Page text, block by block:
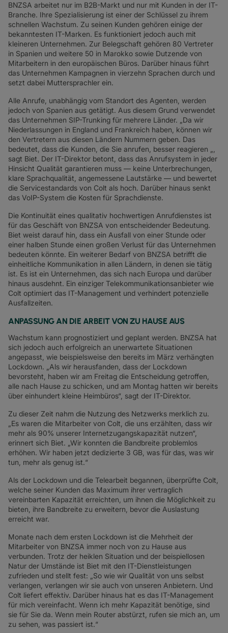
BNZSA arbeitet nur im B2B-Markt und nur mit Kunden in der IT-
Branche. Ihre Spezialisierung ist einer der Schlüssel zu ihrem
schnellen Wachstum. Zu seinen Kunden gehören einige der
bekanntesten IT-Marken. Es funktioniert jedoch auch mit
kleineren Unternehmen. Zur Belegschaft gehören 80 Vertreter
in Spanien und weitere 50 in Marokko sowie Dutzende von
Mitarbeitern in den europäischen Büros. Darüber hinaus führt
das Unternehmen Kampagnen in vierzehn Sprachen durch und
setzt dabei Muttersprachler ein.
Alle Anrufe, unabhängig vom Standort des Agenten, werden
jedoch von Spanien aus getätigt. Aus diesem Grund verwendet
das Unternehmen SIP-Trunking für mehrere Länder. „Da wir
Niederlassungen in England und Frankreich haben, können wir
den Vertretern aus diesen Ländern Nummern geben. Das
bedeutet, dass die Kunden, die Sie anrufen, besser reagieren „,
sagt Biet. Der IT-Direktor betont, dass das Anrufsystem in jeder
Hinsicht Qualität garantieren muss — keine Unterbrechungen,
klare Sprachqualität, angemessene Lautstärke — und bewertet
die Servicestandards von Colt als hoch. Darüber hinaus senkt
das VoIP-System die Kosten für Sprachdienste.
Die Kontinuität eines qualitativ hochwertigen Anrufdienstes ist
für das Geschäft von BNZSA von entscheidender Bedeutung.
Biet weist darauf hin, dass ein Ausfall von einer Stunde oder
einer halben Stunde einen großen Verlust für das Unternehmen
bedeuten könnte. Ein weiterer Bedarf von BNZSA betrifft die
einheitliche Kommunikation in allen Ländern, in denen sie tätig
ist. Es ist ein Unternehmen, das sich nach Europa und darüber
hinaus ausdehnt. Ein einziger Telekommunikationsanbieter wie
Colt optimiert das IT-Management und verhindert potenzielle
Ausfallzeiten.
ANPASSUNG AN DIE ARBEIT VON ZU HAUSE AUS
Wachstum kann prognostiziert und geplant werden. BNZSA hat
sich jedoch auch erfolgreich an unerwartete Situationen
angepasst, wie beispielsweise den bereits im März verhängten
Lockdown. „Als wir herausfanden, dass der Lockdown
bevorsteht, haben wir am Freitag die Entscheidung getroffen,
alle nach Hause zu schicken, und am Montag hatten wir bereits
über einhundert kleine Heimbüros“, sagt der IT-Direktor.
Zu dieser Zeit nahm die Nutzung des Netzwerks merklich zu.
„Es waren die Mitarbeiter von Colt, die uns erzählten, dass wir
mehr als 90% unserer Internetzugangskapazität nutzen“,
erinnert sich Biet. „Wir konnten die Bandbreite problemlos
erhöhen. Wir haben jetzt dedizierte 3 GB, was für das, was wir
tun, mehr als genug ist.“
Als der Lockdown und die Telearbeit begannen, überprüfte Colt,
welche seiner Kunden das Maximum ihrer vertraglich
vereinbarten Kapazität erreichten, um ihnen die Möglichkeit zu
bieten, ihre Bandbreite zu erweitern, bevor die Auslastung
erreicht war.
Monate nach dem ersten Lockdown ist die Mehrheit der
Mitarbeiter von BNZSA immer noch von zu Hause aus
verbunden. Trotz der heiklen Situation und der beispiellosen
Natur der Umstände ist Biet mit den IT-Dienstleistungen
zufrieden und stellt fest: „So wie wir Qualität von uns selbst
verlangen, verlangen wir sie auch von unseren Anbietern. Und
Colt liefert effektiv. Darüber hinaus hat es das IT-Management
für mich vereinfacht. Wenn ich mehr Kapazität benötige, sind
sie für Sie da. Wenn mein Router abstürzt, rufen sie mich an, um
zu sehen, was passiert ist.“